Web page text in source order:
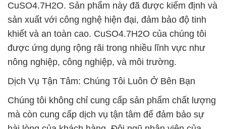
CuSO4.7H2O. Sản phẩm này đã được kiểm định và
sản xuất với công nghệ hiện đại, đảm bảo độ tinh
khiết và an toàn cao. CuSO4.7H2O của chúng tôi
được ứng dụng rộng rãi trong nhiều lĩnh vực như
nông nghiệp, công nghiệp, và môi trường.
Dịch Vụ Tận Tâm: Chúng Tôi Luôn Ở Bên Bạn
Chúng tôi không chỉ cung cấp sản phẩm chất lượng
mà còn cung cấp dịch vụ tận tâm để đảm bảo sự